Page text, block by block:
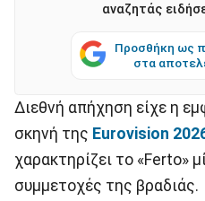
αναζητάς
Προσθήκη ως
στα
Διεθνή απήχηση είχε η
σκηνή της Eurovision
χαρακτηρίζει το «Ferto»
συμμετοχές της βραδιάς.